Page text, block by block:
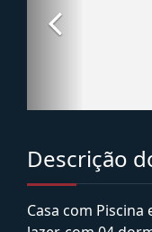
Descrição
Casa com